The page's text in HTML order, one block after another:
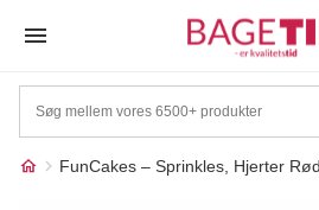
FunCakes – Sprinkles, Hjerter